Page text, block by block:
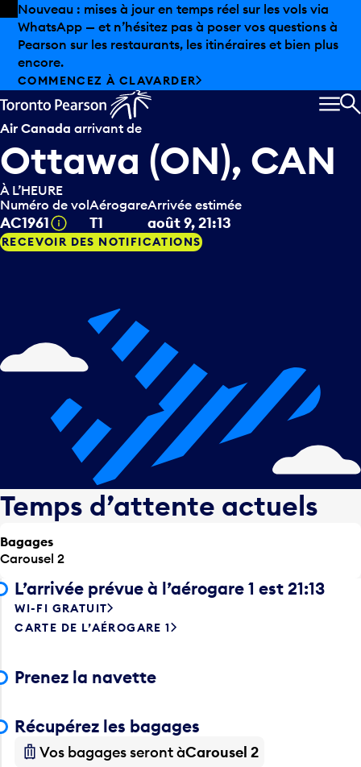
Skip to offers
Passer au contenu principal
Nouveau : mises à jour en temps réel sur les vols via
WhatsApp — et n’hésitez pas à poser vos questions à
Pearson sur les restaurants, les itinéraires et bien plus
encore.
COMMENCEZ À CLAVARDER
Air Canada arrivant de
Ottawa (ON), CAN
À L’HEURE
Numéro de vol
AC1961 Infobulle
Aérogare
T1
Arrivée estimée
août 9, 21:13
RECEVOIR DES NOTIFICATIONS
Temps d’attente actuels
Bagages
Carousel 2
L’arrivée prévue à l’aérogare 1 est 21:13
WI-FI GRATUIT
CARTE DE L’AÉROGARE 1
Prenez la navette
Récupérez les bagages
Vos bagages seront àCarousel 2